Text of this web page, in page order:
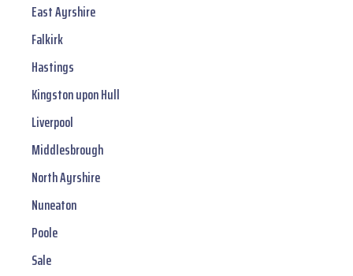
East Ayrshire
Falkirk
Hastings
Kingston upon Hull
Liverpool
Middlesbrough
North Ayrshire
Nuneaton
Poole
Sale